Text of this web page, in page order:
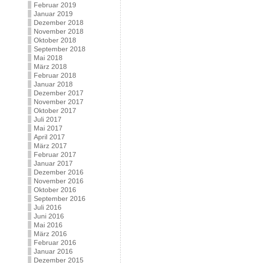
Februar 2019
Januar 2019
Dezember 2018
November 2018
Oktober 2018
September 2018
Mai 2018
März 2018
Februar 2018
Januar 2018
Dezember 2017
November 2017
Oktober 2017
Juli 2017
Mai 2017
April 2017
März 2017
Februar 2017
Januar 2017
Dezember 2016
November 2016
Oktober 2016
September 2016
Juli 2016
Juni 2016
Mai 2016
März 2016
Februar 2016
Januar 2016
Dezember 2015